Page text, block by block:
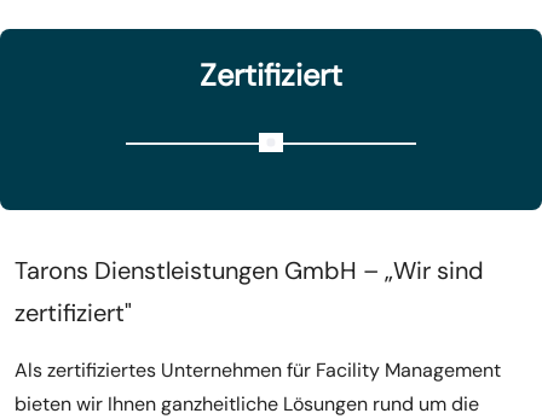
Zertifiziert
Tarons Dienstleistungen GmbH – „Wir sind
zertifiziert"
Als zertifiziertes Unternehmen für Facility Management
bieten wir Ihnen ganzheitliche Lösungen rund um die